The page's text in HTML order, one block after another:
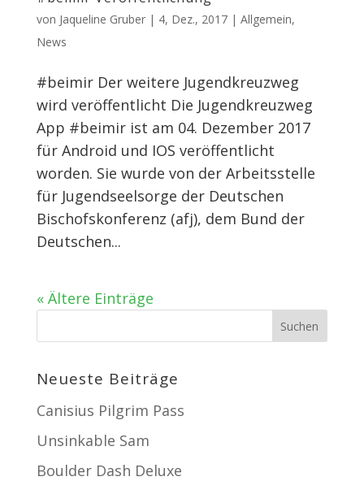
von Jaqueline Gruber| 4, Dez., 2017| Allgemein,
News
#beimir Der weitere Jugendkreuzweg
wird veröffentlicht Die Jugendkreuzweg
App #beimir ist am 04. Dezember 2017
für Android und IOS veröffentlicht
worden. Sie wurde von der Arbeitsstelle
für Jugendseelsorge der Deutschen
Bischofskonferenz (afj), dem Bund der
Deutschen...
« Ältere Einträge
Neueste Beiträge
Canisius Pilgrim Pass
Unsinkable Sam
Boulder Dash Deluxe